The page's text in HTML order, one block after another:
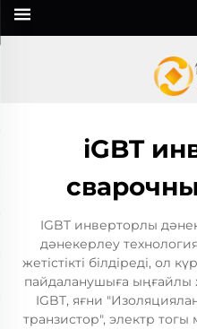
iGBT
IGBT инверторлы
дәнекерлеу
жетістікті білдіреді, ол
пайдаланушыға ыңғайлы
IGBT, яғни
транзистор", электр тогы